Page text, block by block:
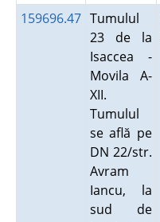
159696.47 Tumulul
23 de la
Isaccea -
Movila A-
XII.
Tumulul
se află pe
DN 22/str.
Avram
Iancu, la
sud de